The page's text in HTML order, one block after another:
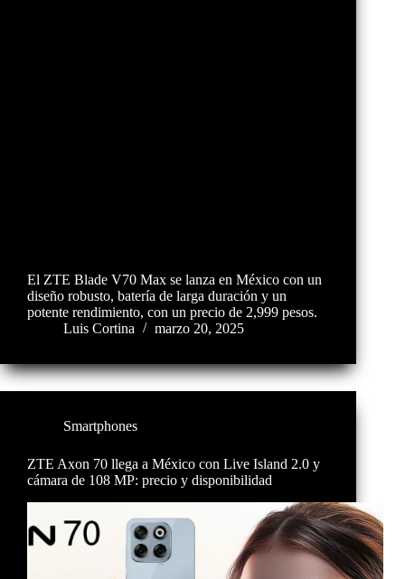
El ZTE Blade V70 Max se lanza en México con un
diseño robusto, batería de larga duración y un
potente rendimiento, con un precio de 2,999 pesos.
Luis Cortina
marzo 20, 2025
Smartphones
ZTE Axon 70 llega a México con Live Island 2.0 y
cámara de 108 MP: precio y disponibilidad